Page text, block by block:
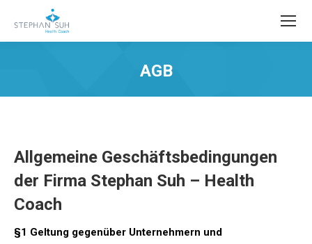
AGB
Allgemeine Geschäftsbedingungen
der Firma Stephan Suh – Health
Coach
§1 Geltung gegenüber Unternehmern und